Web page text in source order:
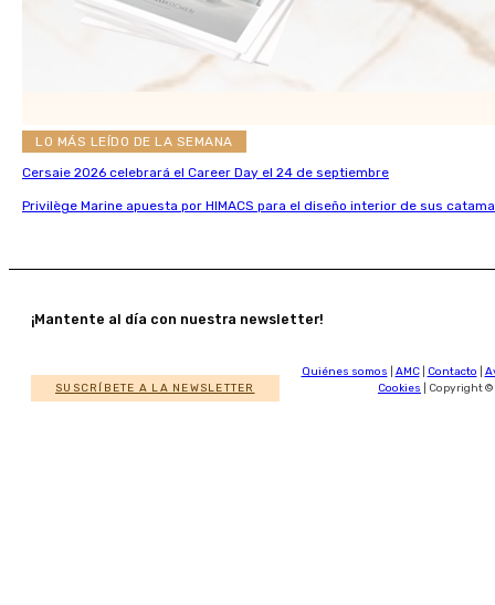
LO MÁS LEÍDO DE LA SEMANA
Cersaie 2026 celebrará el Career Day el 24 de septiembre
Privilège Marine apuesta por HIMACS para el diseño interior de sus
¡Mantente al día con nuestra newsletter!
SUSCRÍBETE A LA NEWSLETTER
Quiénes somos AMC| Contacto
Cookies | Copyright